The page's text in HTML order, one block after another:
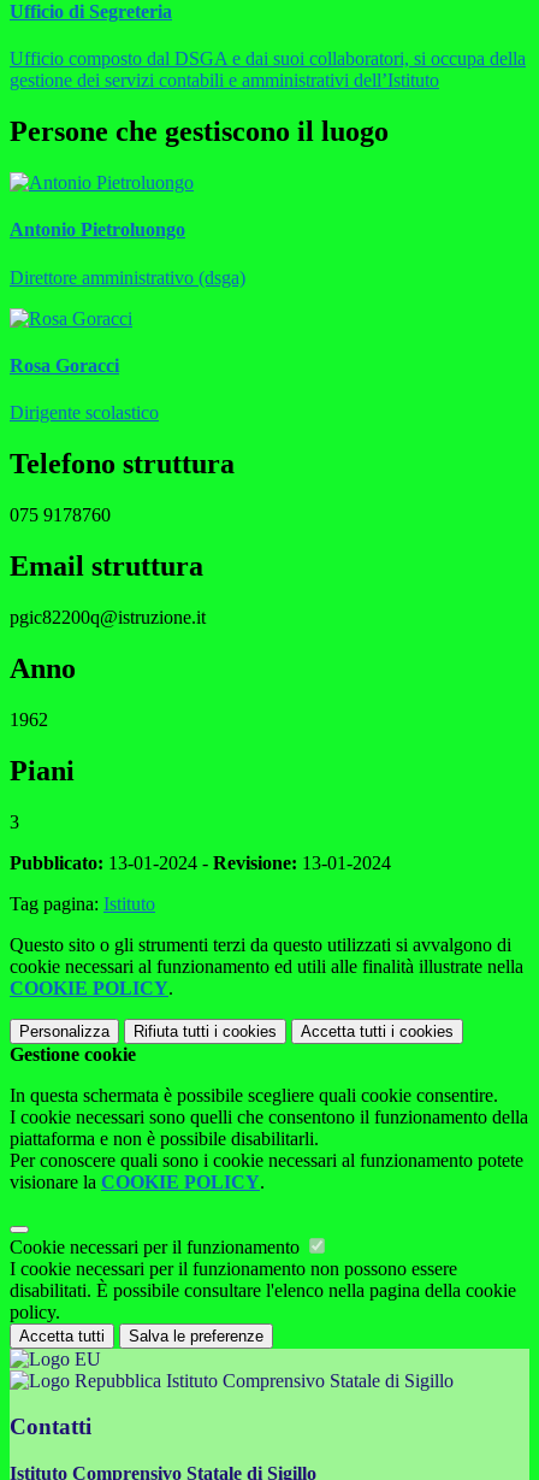
Ufficio di Segreteria
Ufficio composto dal DSGA e dai suoi collaboratori, si occupa della
gestione dei servizi contabili e amministrativi dell’Istituto
Persone che gestiscono il luogo
Antonio Pietroluongo
Direttore amministrativo (dsga)
Rosa Goracci
Dirigente scolastico
Telefono struttura
075 9178760
Email struttura
pgic82200q@istruzione.it
Anno
1962
Piani
3
Pubblicato: 13-01-2024 - Revisione: 13-01-2024
Tag pagina: Istituto
Questo sito o gli strumenti terzi da questo utilizzati si avvalgono di
cookie necessari al funzionamento ed utili alle finalità illustrate nella
COOKIE POLICY.
Personalizza Rifiuta tutti i cookies Accetta tutti i cookies
Gestione cookie
In questa schermata è possibile scegliere quali cookie consentire.
I cookie necessari sono quelli che consentono il funzionamento della
piattaforma e non è possibile disabilitarli.
Per conoscere quali sono i cookie necessari al funzionamento potete
visionare la COOKIE POLICY.
Cookie necessari per il funzionamento
I cookie necessari per il funzionamento non possono essere
disabilitati. È possibile consultare l'elenco nella pagina della cookie
policy.
Accetta tutti Salva le preferenze
Istituto Comprensivo Statale di Sigillo
Contatti
Istituto Comprensivo Statale di Sigillo